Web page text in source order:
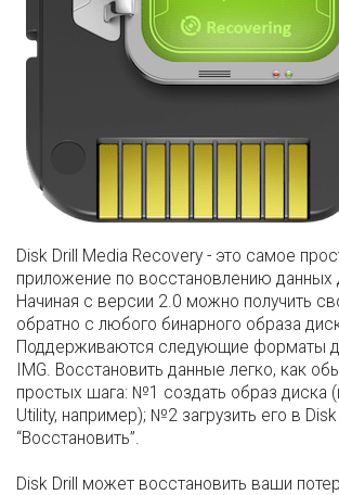
Disk Drill Media Recovery - это самое
приложение по восстановлению данных
Начиная с версии 2.0 можно получить
обратно с любого бинарного образа
Поддерживаются следующие форматы
IMG. Восстановить данные легко, как
простых шага: №1 создать образ диска
Utility, например); №2 загрузить его в
“Восстановить”.
Disk Drill может восстановить ваши